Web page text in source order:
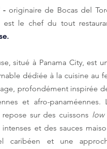
- originaire de Bocas del
situé à Panama City, est
dédiée à la cuisine au
profondément inspirée
et afro-panaméennes.
sur des cuissons low
intenses et des sauces
caribéen et une